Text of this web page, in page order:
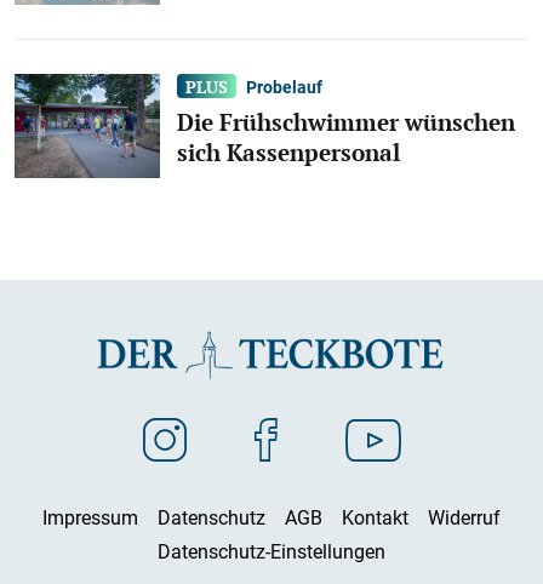
Probelauf
Die Frühschwimmer wünschen
sich Kassenpersonal
Impressum Datenschutz AGB Kontakt
Widerruf
Datenschutz-Einstellungen